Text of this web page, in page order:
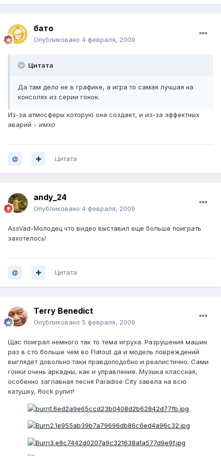
бато
Опубликовано 4 февраля, 2009
Цитата
Да там дело не в графике, а игра то самая лучшая на
консолях из серии гонок.
Из-за атмосферы которую она создает, и из-за эффектных
аварий - имхо
Цитата
andy_24
Опубликовано 4 февраля, 2009
AssVad-Молодец что видео выставил еще больше поиграть
захотелось!
Цитата
Terry Benedict
Опубликовано 5 февраля, 2009
Щас поиграл немного так то тема игруха. Разрушения машин
раз в сто больше чем во Flatout да и модель повреждений
выглядет довольно таки правдоподобно и реалистично. Сами
гонки очень аркадны, как и управление. Музыка классная,
особенно заглавная песня Paradise City завела на всю
катушку, Rock рулит!